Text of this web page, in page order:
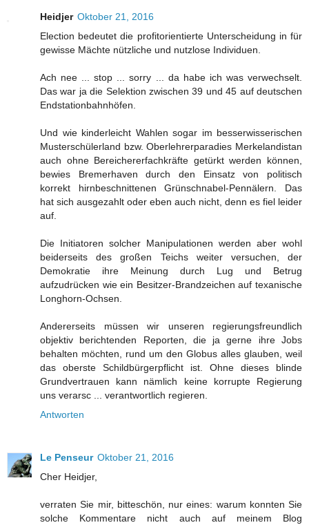
Heidjer Oktober 21, 2016
Election bedeutet die profitorientierte Unterscheidung in für
gewisse Mächte nützliche und nutzlose Individuen.
Ach nee ... stop ... sorry ... da habe ich was verwechselt.
Das war ja die Selektion zwischen 39 und 45 auf deutschen
Endstationbahnhöfen.
Und wie kinderleicht Wahlen sogar im besserwisserischen
Musterschülerland bzw. Oberlehrerparadies Merkelandistan
auch ohne Bereichererfachkräfte getürkt werden können,
bewies Bremerhaven durch den Einsatz von politisch
korrekt hirnbeschnittenen Grünschnabel-Pennälern. Das
hat sich ausgezahlt oder eben auch nicht, denn es fiel leider
auf.
Die Initiatoren solcher Manipulationen werden aber wohl
beiderseits des großen Teichs weiter versuchen, der
Demokratie ihre Meinung durch Lug und Betrug
aufzudrücken wie ein Besitzer-Brandzeichen auf texanische
Longhorn-Ochsen.
Andererseits müssen wir unseren regierungsfreundlich
objektiv berichtenden Reporten, die ja gerne ihre Jobs
behalten möchten, rund um den Globus alles glauben, weil
das oberste Schildbürgerpflicht ist. Ohne dieses blinde
Grundvertrauen kann nämlich keine korrupte Regierung
uns verarsc ... verantwortlich regieren.
Antworten
Le Penseur Oktober 21, 2016
Cher Heidjer,
verraten Sie mir, bitteschön, nur eines: warum konnten Sie
solche Kommentare nicht auch auf meinem Blog